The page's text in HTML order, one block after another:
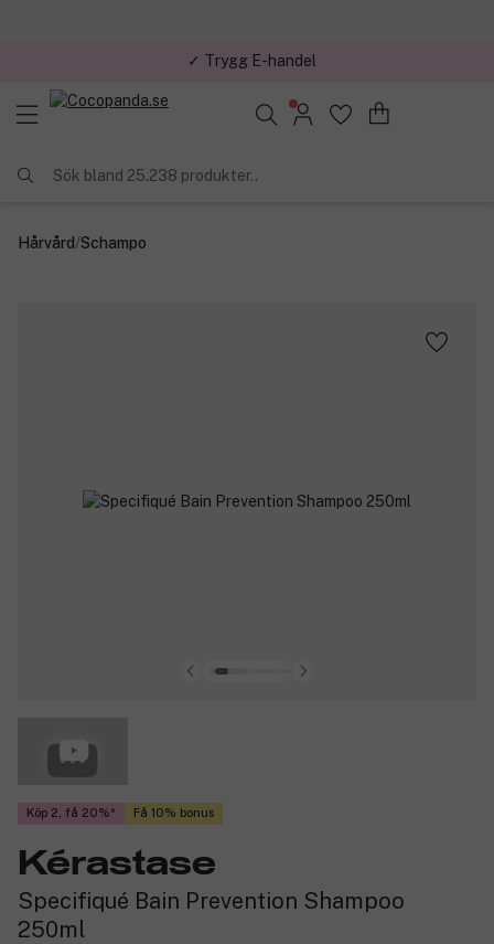
✓ Trygg E-handel
Sök bland 25.238 produkter..
Hårvård/Schampo
Köp 2, få 20% Få 10% bonus
Kérastase
Specifiqué Bain Prevention Shampoo
250ml